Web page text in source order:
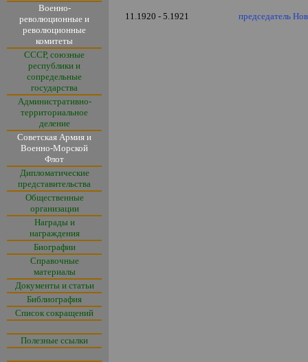
Военно-
революционные и
революционные
комитеты
СССР, союзные
республики и
сопредельные
государства
Административно-
территориальное
деление
Советская Армия и
Военно-Морской
Флот
Дипломатические
представительства
Общественные
организации
Награды и
награждения
Биографии
Справочные
материалы
Документы и статьи
Библиография
Список сокращений
Полезные ссылки
11.1920 - 5.1921 председатель